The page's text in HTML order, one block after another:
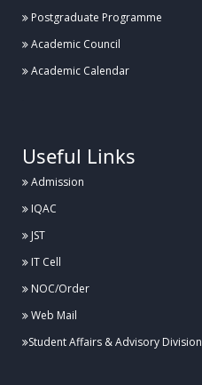
Postgraduate Programme
Academic Council
Academic Calendar
Useful Links
Admission
IQAC
JST
IT Cell
NOC/Order
Web Mail
Student Affairs & Advisory Division